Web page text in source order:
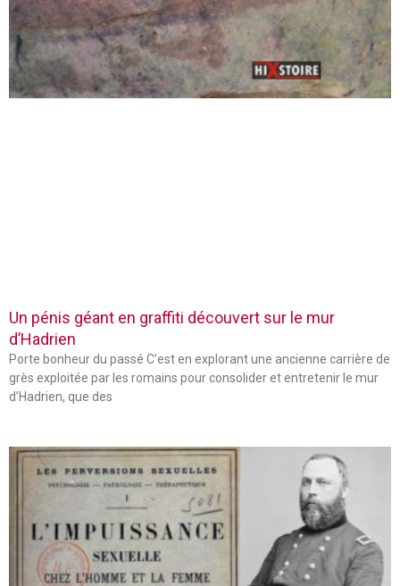
Un pénis géant en graffiti découvert sur le mur
d’Hadrien
Porte bonheur du passé C’est en explorant une ancienne carrière de
grès exploitée par les romains pour consolider et entretenir le mur
d’Hadrien, que des